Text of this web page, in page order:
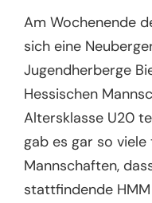
Am Wochenende
sich eine
Jugendherberge
Hessischen
Altersklasse U20
gab es gar so
Mannschaften,
stattfindende HMM